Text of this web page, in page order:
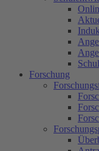
Forschung